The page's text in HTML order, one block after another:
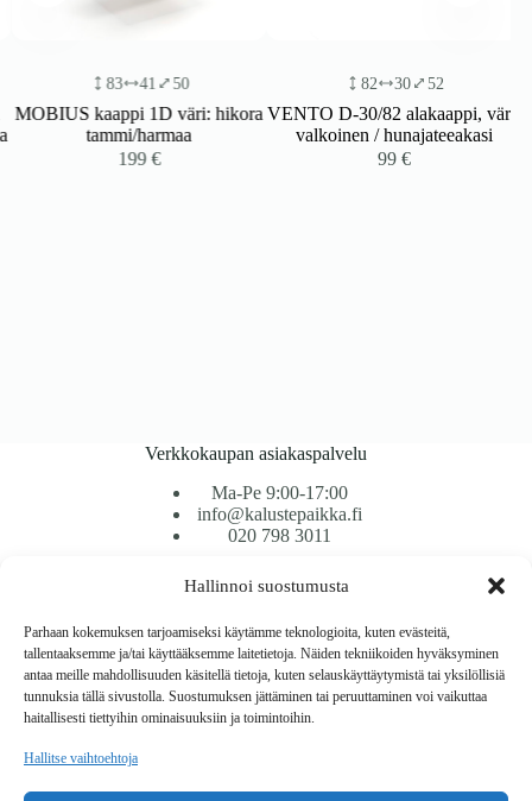
Hallinnoi suostumusta
Parhaan kokemuksen tarjoamiseksi käytämme teknologioita, kuten evästeitä,
tallentaaksemme ja/tai käyttääksemme laitetietoja. Näiden tekniikoiden hyväksyminen
antaa meille mahdollisuuden käsitellä tietoja, kuten selauskäyttäytymistä tai yksilöllisiä
tunnuksia tällä sivustolla. Suostumuksen jättäminen tai peruuttaminen voi vaikuttaa
haitallisesti tiettyihin ominaisuuksiin ja toimintoihin.
Hallitse vaihtoehtoja
83 41 50
MOBIUS kaappi 1D väri: hikora
tammi/harmaa
199€
82 30 52
VENTO D-30/82 alakaappi, väri:
valkoinen / hunajateeakasi
99€
Verkkokaupan asiakaspalvelu
Ma-Pe 9:00-17:00
info@kalustepaikka.fi
020 798 3011
Tavarantoimitus / Maksutavat
Toimitustavat
Maksutavat
Vaihto ja palautus
Reklamaatiot